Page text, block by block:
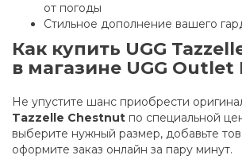
от погоды
Стильное дополнение вашего
Как купить UGG
в магазине UGG Outlet
Не упустите шанс приобрести
Tazzelle Chestnut по специальной
выберите нужный размер, добавьте
оформите заказ онлайн за пару минут.